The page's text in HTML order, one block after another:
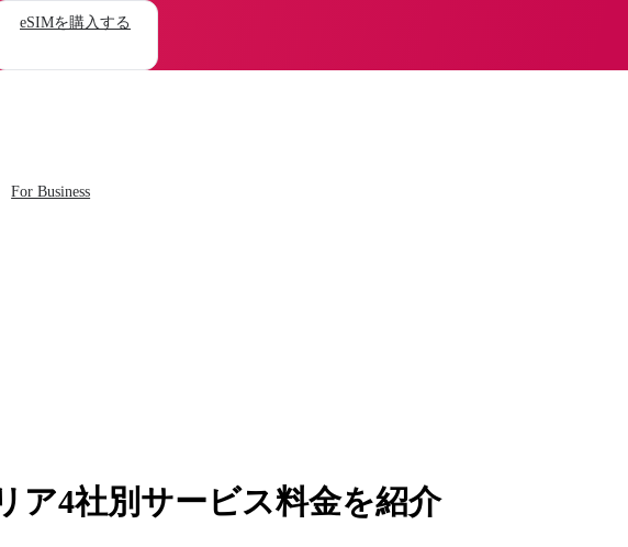
eSIMを購入する
For Business
ア4社別サービス料金を紹介